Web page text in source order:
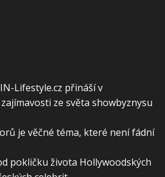
Lifestyle.cz přináší v
ze světa showbyznysu
je věčné téma, které není fádní
pokličku života Hollywoodských